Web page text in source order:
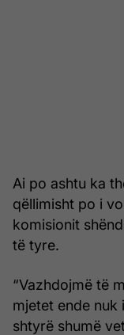
Ai po ashtu ka
qëllimisht po i
komisionit
të tyre.
“Vazhdojmë të
mjetet ende nuk
shtyrë shumë